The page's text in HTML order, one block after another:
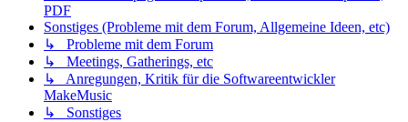
PDF
Sonstiges (Probleme mit dem Forum, Allgemeine Ideen, etc)
↳ Probleme mit dem Forum
↳ Meetings, Gatherings, etc
↳ Anregungen, Kritik für die Softwareentwickler
MakeMusic
↳ Sonstiges